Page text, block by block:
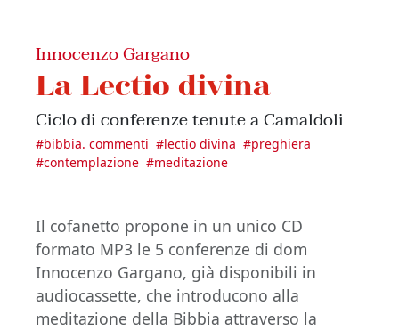
Innocenzo Gargano
La Lectio divina
Ciclo di conferenze tenute a Camaldoli
#bibbia. commenti #lectio divina #preghiera
#contemplazione #meditazione
Il cofanetto propone in un unico CD
formato MP3 le 5 conferenze di dom
Innocenzo Gargano, già disponibili in
audiocassette, che introducono alla
meditazione della Bibbia attraverso la